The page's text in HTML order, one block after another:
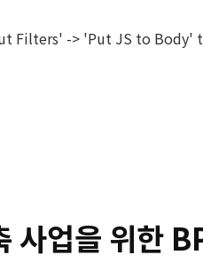
Filters' -> 'Put JS to Body'
업을 위한